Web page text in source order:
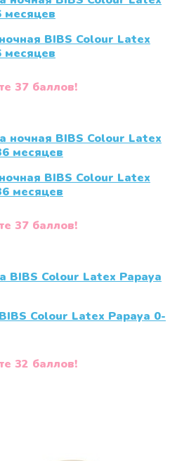
BIBS Colour Latex
меcяцев
37 баллов!
BIBS Colour Latex
меcяцев
37 баллов!
Colour Latex Papaya 0-
32 баллов!